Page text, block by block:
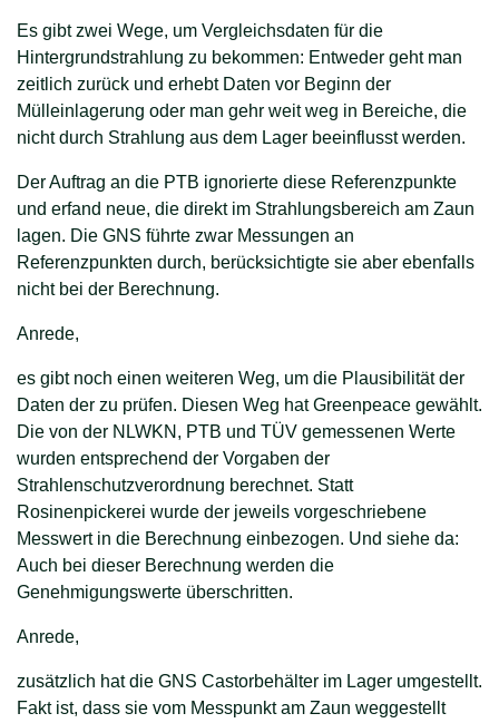
Es gibt zwei Wege, um Vergleichsdaten für die
Hintergrundstrahlung zu bekommen: Entweder geht man
zeitlich zurück und erhebt Daten vor Beginn der
Mülleinlagerung oder man gehr weit weg in Bereiche, die
nicht durch Strahlung aus dem Lager beeinflusst werden.
Der Auftrag an die PTB ignorierte diese Referenzpunkte
und erfand neue, die direkt im Strahlungsbereich am Zaun
lagen. Die GNS führte zwar Messungen an
Referenzpunkten durch, berücksichtigte sie aber ebenfalls
nicht bei der Berechnung.
Anrede,
es gibt noch einen weiteren Weg, um die Plausibilität der
Daten der zu prüfen. Diesen Weg hat Greenpeace gewählt.
Die von der NLWKN, PTB und TÜV gemessenen Werte
wurden entsprechend der Vorgaben der
Strahlenschutzverordnung berechnet. Statt
Rosinenpickerei wurde der jeweils vorgeschriebene
Messwert in die Berechnung einbezogen. Und siehe da:
Auch bei dieser Berechnung werden die
Genehmigungswerte überschritten.
Anrede,
zusätzlich hat die GNS Castorbehälter im Lager umgestellt.
Fakt ist, dass sie vom Messpunkt am Zaun weggestellt